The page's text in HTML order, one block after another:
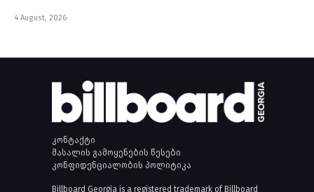
4 August, 2026
კონტაქტი
მასალის გამოყენების წესები
კონფიდენციალობის პოლიტიკა
Billboard Georgia is a registered trademark of Billboard